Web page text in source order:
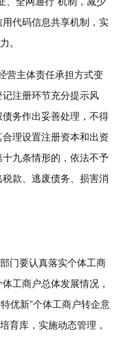
代码信息共享机制，实
。
主体责任承担方式变
注册环节充分提示风
务作出妥善处理，不得
理设置注册资本和出资
九条情形的，依法不予
款、逃废债务、损害消
门要认真落实个体工商
工商户总体发展情况，
优新”个体工商户转企意
育库，实施动态管理，